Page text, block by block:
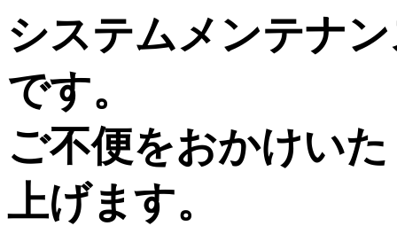
システムメンテナ
です。
ご不便をおかけい
上げます。